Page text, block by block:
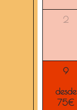
2
9
desde
75€